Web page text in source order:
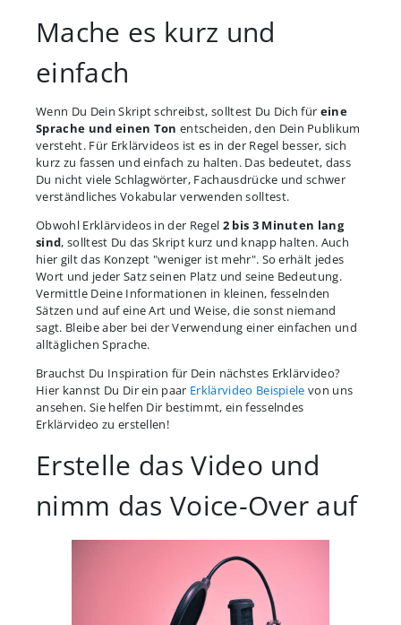
Mache es kurz und
einfach
Wenn Du Dein Skript schreibst, solltest Du Dich für eine
Sprache und einen Tonentscheiden, den Dein Publikum
versteht. Für Erklärvideos ist es in der Regel besser, sich
kurz zu fassen und einfach zu halten. Das bedeutet, dass
Du nicht viele Schlagwörter, Fachausdrücke und schwer
verständliches Vokabular verwenden solltest.
Obwohl Erklärvideos in der Regel 2 bis 3 Minuten lang
sind, solltest Du das Skript kurz und knapp halten. Auch
hier gilt das Konzept "weniger ist mehr". So erhält jedes
Wort und jeder Satz seinen Platz und seine Bedeutung.
Vermittle Deine Informationen in kleinen, fesselnden
Sätzen und auf eine Art und Weise, die sonst niemand
sagt. Bleibe aber bei der Verwendung einer einfachen und
alltäglichen Sprache.
Brauchst Du Inspiration für Dein nächstes Erklärvideo?
Hier kannst Du Dir ein paar Erklärvideo Beispiele von uns
ansehen. Sie helfen Dir bestimmt, ein fesselndes
Erklärvideo zu erstellen!
Erstelle das Video und
nimm das Voice-Over auf